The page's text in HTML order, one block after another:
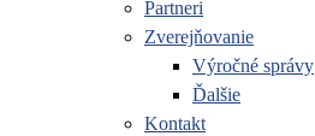
Partneri
Zverejňovanie
Výročné správy
Ďalšie
Kontakt